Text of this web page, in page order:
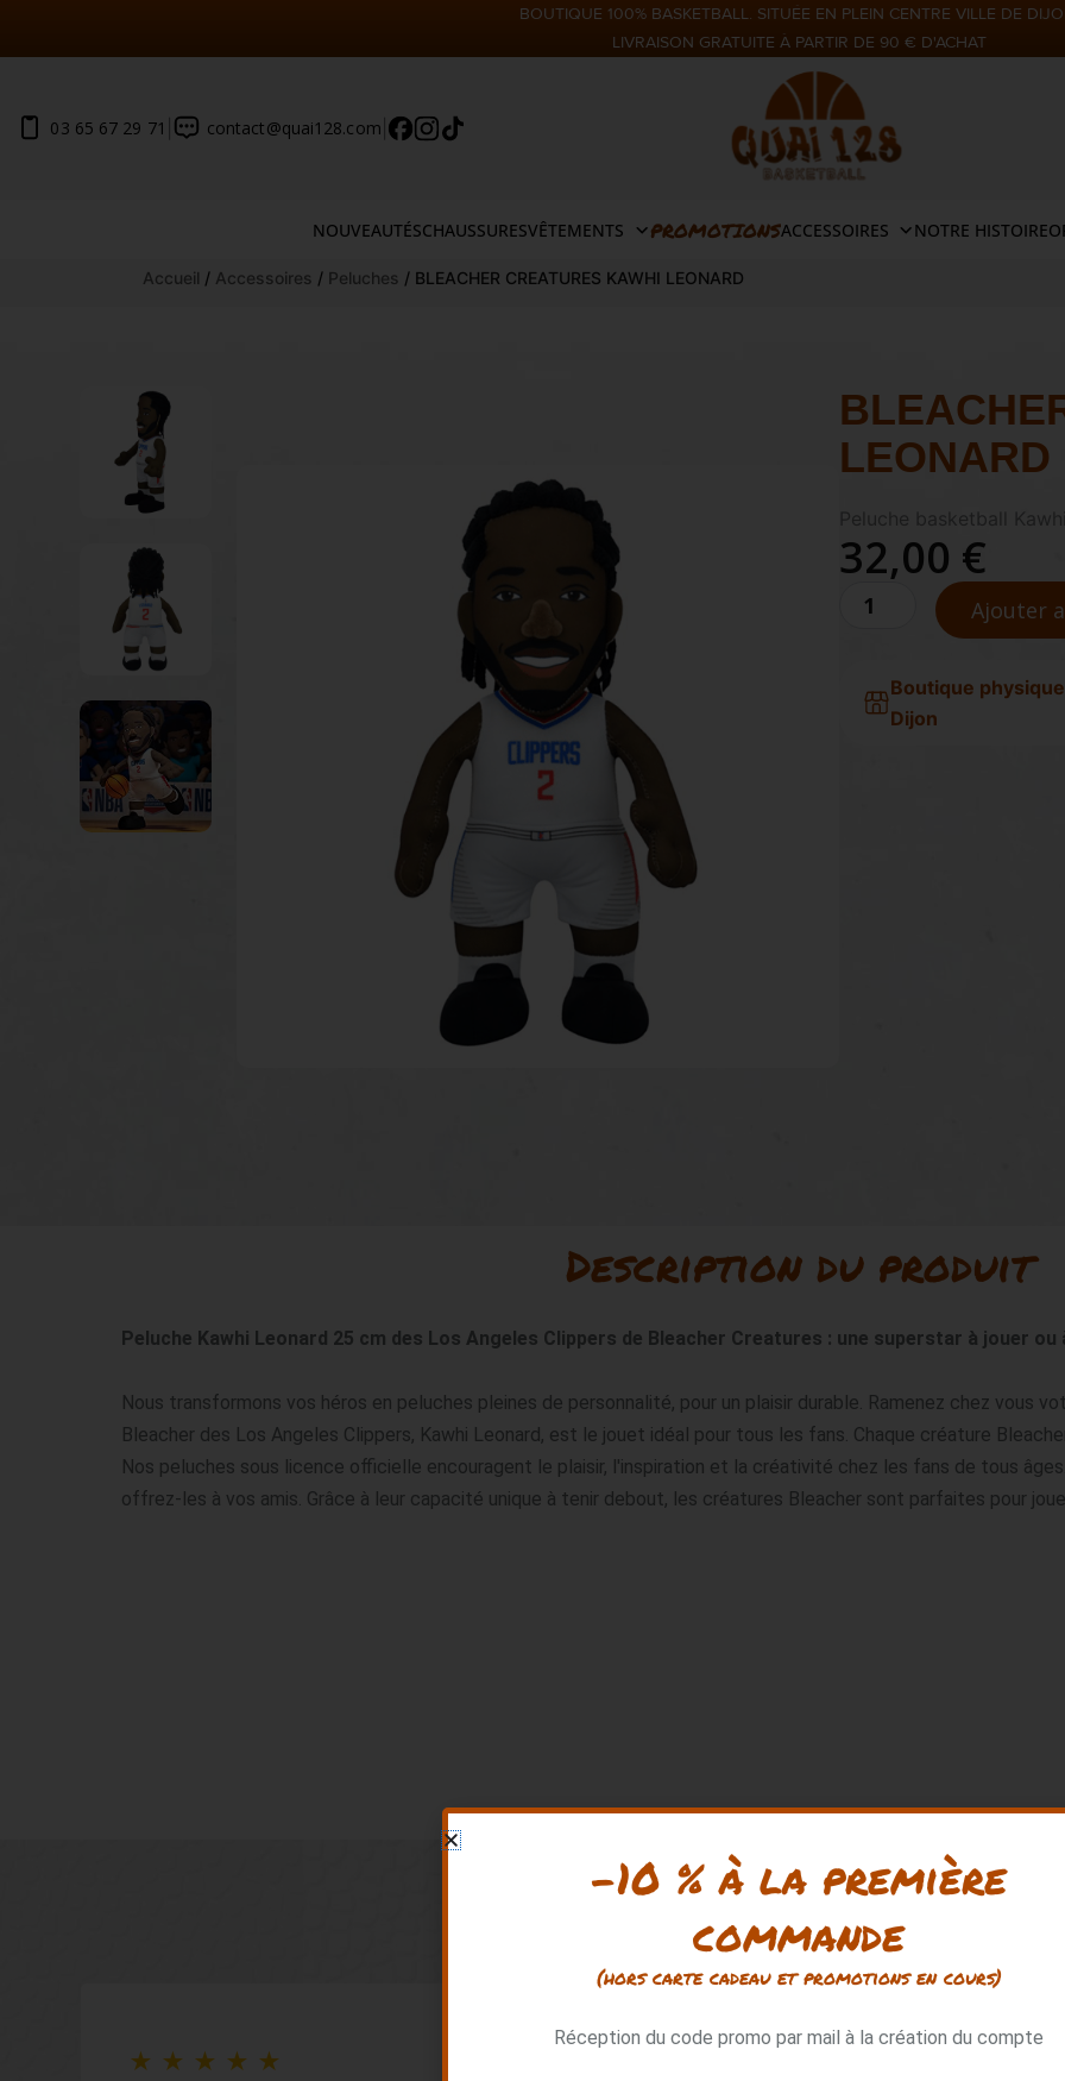
BOUTIQUE 100% BASKETBALL. SITUÉE EN PLEIN CENTRE VILLE DE
LIVRAISON GRATUITE À PARTIR DE 90 € D'ACHAT
03 65 67 29 71 contact@quai128.com
NOUVEAUTÉSCHAUSSURESVÊTEMENTS PROMOTIONSACCESSOIRES NOTRE HISTOIRE
Accueil / Accessoires / Peluches / BLEACHER CREATURES KAWHI LEONARD
LEONARD
Peluche basketball
32,00 €
KAWHI
LEONARD
Ajouter
Boutique
Dijon
Description du produit
Peluche Kawhi Leonard 25 cm des Los Angeles Clippers de Bleacher Creatures : une superstar à jouer ou
Nous transformons vos héros en peluches pleines de personnalité, pour un plaisir durable. Ramenez chez vous
Bleacher des Los Angeles Clippers, Kawhi Leonard, est le jouet idéal pour tous les fans. Chaque créature
Nos peluches sous licence officielle encouragent le plaisir, l'inspiration et la créativité chez les fans de tous
offrez-les à vos amis. Grâce à leur capacité unique à tenir debout, les créatures Bleacher sont parfaites pour
Notre priorité :
vous satisfaire
★ ★ ★ ★ ★
-10 % à la première
commande
(hors carte cadeau et promotions en cours)
Réception du code promo par mail à la création du compte